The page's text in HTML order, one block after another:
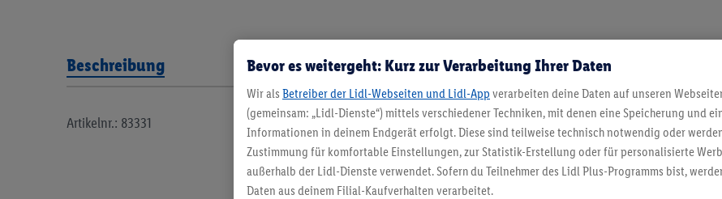
Beschreibung
Artikelnr.: 83331
Bevor es weitergeht: Kurz zur Verarbeitung Ihrer Daten
Wir als Betreiber der Lidl-Webseiten und Lidl-App verarbeiten deine Daten auf unseren
(gemeinsam: „Lidl-Dienste“) mittels verschiedener Techniken, mit denen eine Speicherung und
Informationen in deinem Endgerät erfolgt. Diese sind teilweise technisch notwendig oder
Zustimmung für komfortable Einstellungen, zur Statistik-Erstellung oder für personalisierte
außerhalb der Lidl-Dienste verwendet. Sofern du Teilnehmer des Lidl Plus-Programms bist,
Daten aus deinem Filial-Kaufverhalten verarbeitet.